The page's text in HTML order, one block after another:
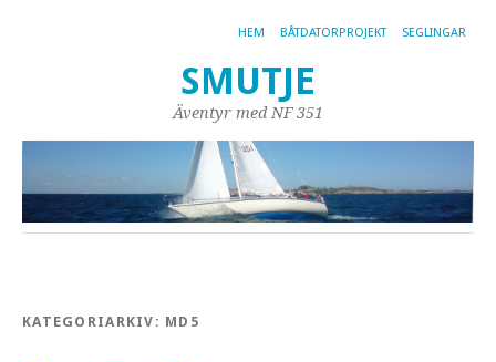
HEM BÅTDATORPROJEKT SEGLINGAR
SMUTJE
Äventyr med NF 351
KATEGORIARKIV: MD5